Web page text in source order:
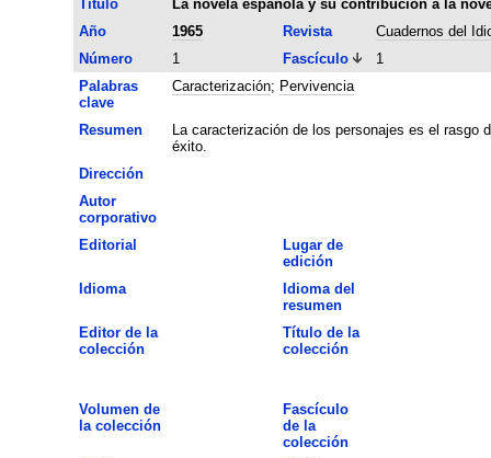
Título
La novela española y su contribución a la
Año
1965 Revista
Cuadernos del
Número
1 Fascículo
1
Palabras
clave
Caracterización; Pervivencia
Resumen
La caracterización de los personajes es el rasgo
éxito.
Dirección
Autor
corporativo
Editorial
Lugar de
edición
Idioma
Idioma del
resumen
Editor de la
colección
Título de la
colección
Volumen de
la colección
Fascículo
de la
colección